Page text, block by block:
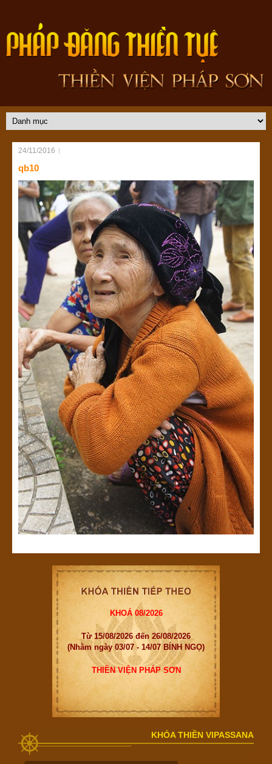
24/11/2016
qb10
KHOÁ 08/2026
Từ 15/08/2026 đến 26/08/2026
(Nhằm ngày 03/07 - 14/07 BÍNH NGỌ)
THIỀN VIỆN PHÁP SƠN
KHÓA THIỀN VIPASSANA